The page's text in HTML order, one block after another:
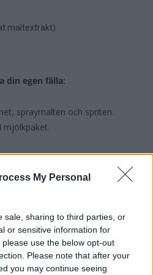
My Personal
sale, sharing to third parties, or
or sensitive information for
use the below opt-out
Please note that after your
you may continue seeing
maltextrakt)
din egen fälla:
spraymalten och spriten.
mjölkpaket.
ut paketen och väntar i ett par